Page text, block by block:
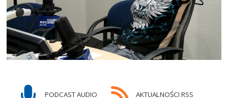
PODCAST AUDIO AKTUALNOŚCI RSS